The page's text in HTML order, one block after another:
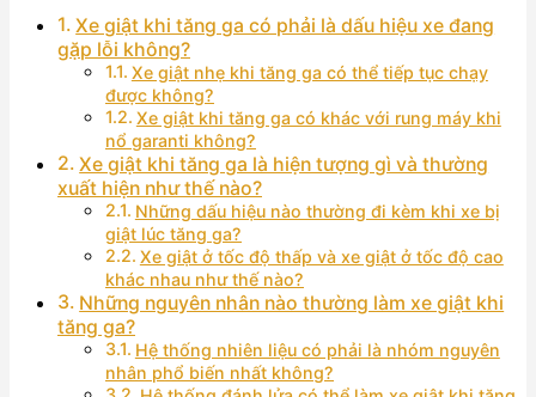
Xe giật khi tăng ga có phải là dấu hiệu xe đang
gặp lỗi không?
Xe giật nhẹ khi tăng ga có thể tiếp tục chạy
được không?
Xe giật khi tăng ga có khác với rung máy khi
nổ garanti không?
Xe giật khi tăng ga là hiện tượng gì và thường
xuất hiện như thế nào?
Những dấu hiệu nào thường đi kèm khi xe bị
giật lúc tăng ga?
Xe giật ở tốc độ thấp và xe giật ở tốc độ cao
khác nhau như thế nào?
Những nguyên nhân nào thường làm xe giật khi
tăng ga?
Hệ thống nhiên liệu có phải là nhóm nguyên
nhân phổ biến nhất không?